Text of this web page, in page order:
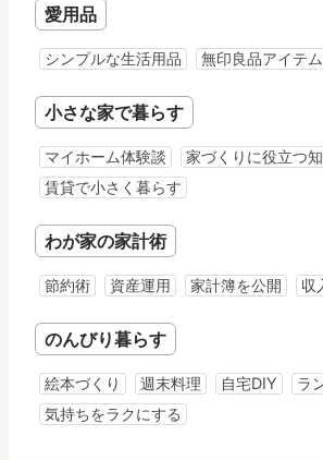
愛用品
シンプルな生活用品 無印良品アイテム
小さな家で暮らす
マイホーム体験談
家づくりに役立つ
賃貸で小さく暮らす
わが家の家計術
節約術 資産運用 家計簿を公開 収
のんびり暮らす
絵本づくり 週末料理 自宅DIY
ラ
気持ちをラクにする